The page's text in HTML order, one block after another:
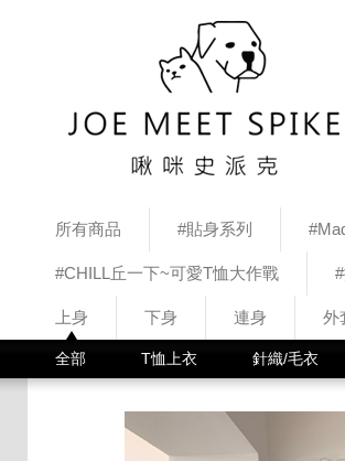
所有商品 #貼身系列
#CHILL丘一下~可愛T恤大作戰
上身 下身 連身 外
全部 T恤上衣 針織/毛衣